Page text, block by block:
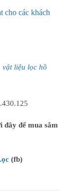
cho các khách
vật liệu lọc hồ
để mua sắm
(fb)